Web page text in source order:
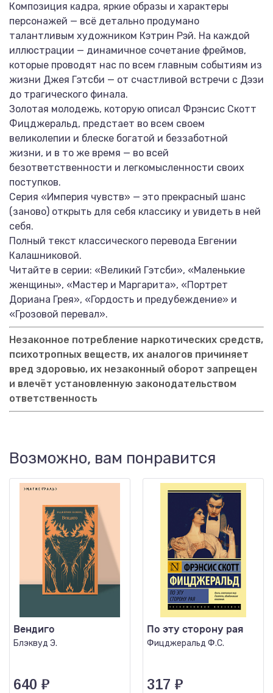
Композиция кадра, яркие образы и характеры
персонажей — всё детально продумано
талантливым художником Кэтрин Рэй. На каждой
иллюстрации — динамичное сочетание фреймов,
которые проводят нас по всем главным событиям из
жизни Джея Гэтсби — от счастливой встречи с Дэзи
до трагического финала.
Золотая молодежь, которую описал Фрэнсис Скотт
Фицджеральд, предстает во всем своем
великолепии и блеске богатой и беззаботной
жизни, и в то же время — во всей
безответственности и легкомысленности своих
поступков.
Серия «Империя чувств» — это прекрасный шанс
(заново) открыть для себя классику и увидеть в ней
себя.
Полный текст классического перевода Евгении
Калашниковой.
Читайте в серии: «Великий Гэтсби», «Маленькие
женщины», «Мастер и Маргарита», «Портрет
Дориана Грея», «Гордость и предубеждение» и
«Грозовой перевал».
Незаконное потребление наркотических средств,
психотропных веществ, их аналогов причиняет
вред здоровью, их незаконный оборот запрещен
и влечёт установленную законодательством
ответственность
Возможно, вам понравится
Вендиго
Блэквуд Э.
640 ₽
По эту сторону рая
Фицджеральд Ф.С.
317 ₽